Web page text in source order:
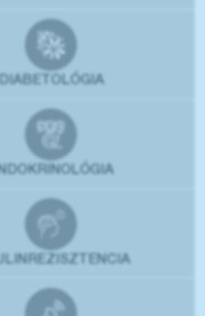
DIABETOLÓGIA